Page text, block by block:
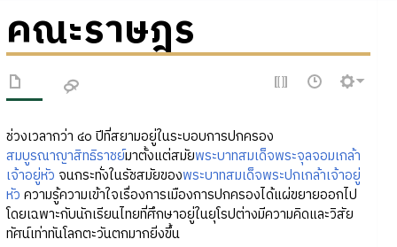
คณะราษฎร
ช่วงเวลากว่า ๔๐ ปีที่สยามอยู่ในระบอบการปกครอง
สมบูรณาญาสิทธิราชย์มาตั้งแต่สมัยพระบาทสมเด็จพระจุลจอมเกล้า
เจ้าอยู่หัว จนกระทั่งในรัชสมัยของพระบาทสมเด็จพระปกเกล้าเจ้าอยู่
หัว ความรู้ความเข้าใจเรื่องการเมืองการปกครองได้แผ่ขยายออกไป
โดยเฉพาะกับนักเรียนไทยที่ศึกษาอยู่ในยุโรปต่างมีความคิดและวิสัย
ทัศน์เท่าทันโลกตะวันตกมากยิ่งขึ้น